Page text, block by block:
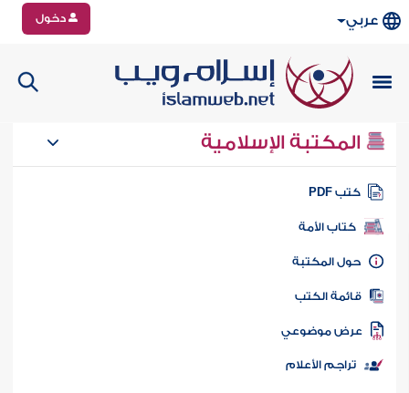
عربي دخول
المكتبة الإسلامية
كتب PDF
كتاب الأمة
المكتبة
الكتب
موضوعي